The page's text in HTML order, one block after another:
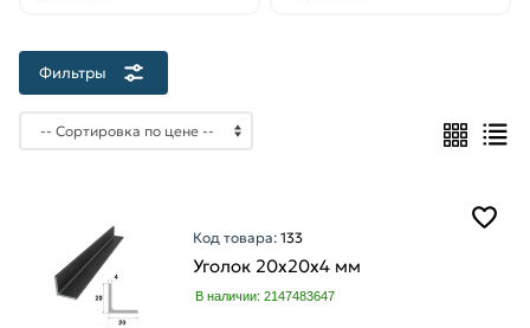
Фильтры
Форма
Код товара:133
Уголок 20х20х4 мм
В наличии: 2147483647